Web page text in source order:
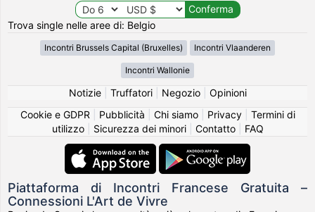
Trova single nelle aree di: Belgio
Incontri Brussels Capital (Bruxelles) Incontri Vlaanderen
Incontri Wallonie
Notizie| Truffatori| Negozio| Opinioni
Cookie e GDPR
Pubblicità Chi siamo| Privacy| Termini di
utilizzo| Sicurezza dei minori| Contatto| FAQ
Piattaforma di Incontri Francese Gratuita –
Connessioni L'Art de Vivre